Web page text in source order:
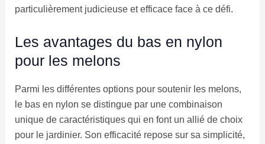
particulièrement judicieuse et efficace face à ce défi.
Les avantages du bas en nylon
pour les melons
Parmi les différentes options pour soutenir les melons,
le bas en nylon se distingue par une combinaison
unique de caractéristiques qui en font un allié de choix
pour le jardinier. Son efficacité repose sur sa simplicité,